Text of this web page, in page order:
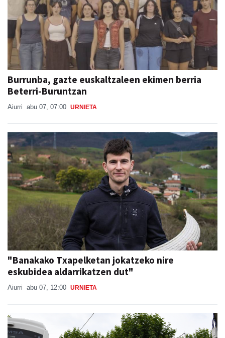
Burrunba, gazte euskaltzaleen ekimen berria
Beterri-Buruntzan
Aiurri abu 07, 07:00 URNIETA
"Banakako Txapelketan jokatzeko nire
eskubidea aldarrikatzen dut"
Aiurri abu 07, 12:00 URNIETA